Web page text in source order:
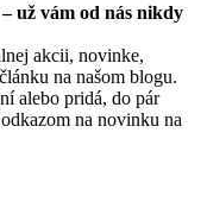
už vám od nás nikdy
akcii, novinke,
na našom blogu.
alebo pridá, do pár
na novinku na